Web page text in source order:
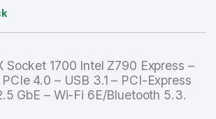
Socket 1700 Intel Z790 Express –
4.0 – USB 3.1 – PCI-Express
GbE – Wi-Fi 6E/Bluetooth 5.3.